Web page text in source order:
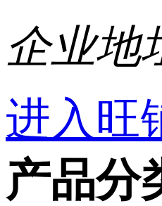
企业地
进入旺
产品分